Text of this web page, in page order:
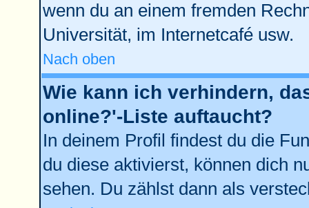
wenn du an einem fremden
Universität, im Internetcafé usw.
Nach oben
Wie kann ich verhindern,
online?'-Liste auftaucht?
In deinem Profil findest du die
du diese aktivierst, können dich
sehen. Du zählst dann als